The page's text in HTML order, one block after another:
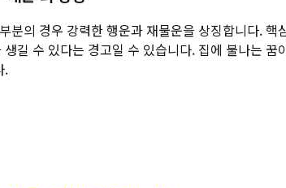
분의 경우 강력한 행운과 재물운을 상징합니다.
길 수 있다는 경고일 수 있습니다. 집에 불나는
.